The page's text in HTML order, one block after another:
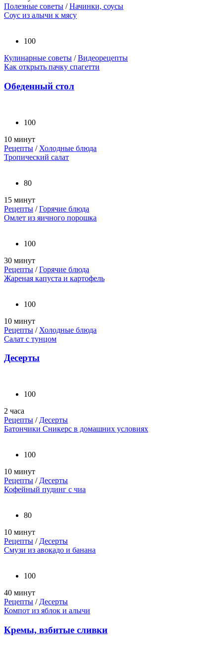
Полезные советы /Начинки, соусы
Соус из алычи к мясу
100
Кулинарные советы /Видеорецепты
Как открыть пачку спагетти
Обеденный стол
100
10 минут
Рецепты / Холодные блюда
Тропический салат
80
15 минут
Рецепты /Горячие блюда
Омлет из яичного порошка
100
30 минут
Рецепты /Горячие блюда
Жареная капуста и картофель
100
10 минут
Рецепты / Холодные блюда
Салат с тунцом
Десерты
100
2 часа
Рецепты / Десерты
Батончики Сникерс в домашних условиях
100
10 минут
Рецепты / Десерты
Кофейный пудинг с чиа
80
10 минут
Рецепты / Десерты
Смузи из авокадо и банана
100
40 минут
Рецепты / Десерты
Компот из яблок и алычи
Кремы, взбитые сливки